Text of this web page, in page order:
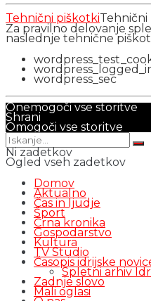
Tehnični piškotkiTehnični
Za pravilno delovanje
naslednje tehnične
wordpress_sec
Onemogoči vse storitve
Shrani
Omogoči vse storitve
Ni zadetkov
Ogled vseh zadetkov
Domov
Aktualno
Čas in ljudje
Šport
Črna kronika
Gospodarstvo
Kultura
TV Studio
Časopis idrijske
Spletni arhiv
Zadnje slovo
Mali oglasi